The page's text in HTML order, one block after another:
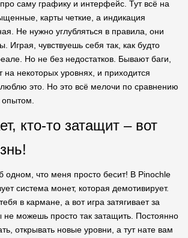
саму графику и интерфейс. Тут всё на
карты четкие, а индикация
Не нужно углубляться в правила, они
Играя, чувствуешь себя так, как будто
Но не без недостатков. Бывают баги,
на некоторых уровнях, и приходится
люблю это. Но это всё мелочи по сравнению
кто-то затащит – вот
одном, что меня просто бесит! В Pinochle
система монет, которая демотивирует.
в кармане, а вот игра затягивает за
можешь просто так затащить. Постоянно
открывать новые уровни, а тут нате вам